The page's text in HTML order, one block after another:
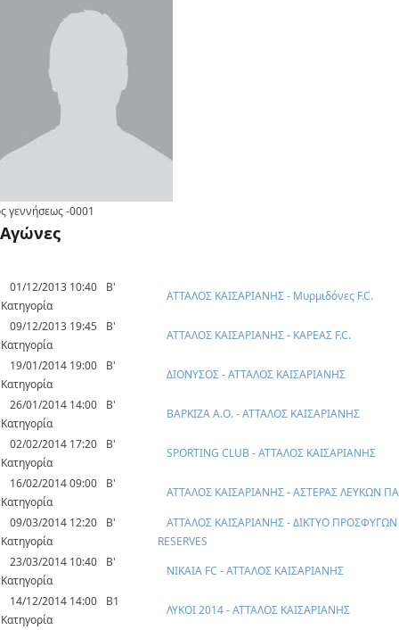
γεννήσεως-0001
Αγώνες
01/12/2013 10:40
Β'
Κατηγορία
ΑΤΤΑΛΟΣ ΚΑΙΣΑΡΙΑΝΗΣ - Μυρμιδόνες F.C.
09/12/2013 19:45
Β'
Κατηγορία
ΑΤΤΑΛΟΣ ΚΑΙΣΑΡΙΑΝΗΣ - ΚΑΡΕΑΣ F.C.
19/01/2014 19:00
Β'
Κατηγορία
ΔΙΟΝΥΣΟΣ - ΑΤΤΑΛΟΣ ΚΑΙΣΑΡΙΑΝΗΣ
26/01/2014 14:00
Β'
Κατηγορία
ΒΑΡΚΙΖΑ Α.Ο. - ΑΤΤΑΛΟΣ ΚΑΙΣΑΡΙΑΝΗΣ
02/02/2014 17:20
Β'
Κατηγορία
SPORTING CLUB - ΑΤΤΑΛΟΣ ΚΑΙΣΑΡΙΑΝΗΣ
16/02/2014 09:00
Β'
Κατηγορία
ΑΤΤΑΛΟΣ ΚΑΙΣΑΡΙΑΝΗΣ - ΑΣΤΕΡΑΣ ΛΕΥΚΩΝ
09/03/2014 12:20
Β'
Κατηγορία
ΑΤΤΑΛΟΣ ΚΑΙΣΑΡΙΑΝΗΣ - ΔΙΚΤΥΟ
RESERVES
23/03/2014 10:40
Β'
Κατηγορία
ΝΙΚΑΙΑ FC - ΑΤΤΑΛΟΣ ΚΑΙΣΑΡΙΑΝΗΣ
14/12/2014 14:00
Β1
Κατηγορία
ΛΥΚΟΙ 2014 - ΑΤΤΑΛΟΣ ΚΑΙΣΑΡΙΑΝΗΣ